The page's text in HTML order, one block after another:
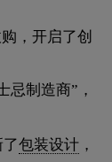
，开启了创
忌制造商”，
包装设计 ，